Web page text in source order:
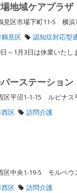
地域ケアプラ
見区市場下町11-5 横浜
見区
認知症対応型
～1月3日は休業いたし
ーステーション
区平沼1-1-15 ルピナス
区
訪問介護
区中央1-19-5 モルペウ
区
訪問介護